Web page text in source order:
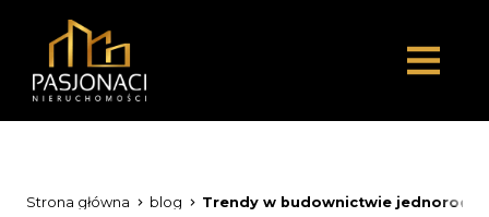
Strona główna blog Trendy w budownictwie